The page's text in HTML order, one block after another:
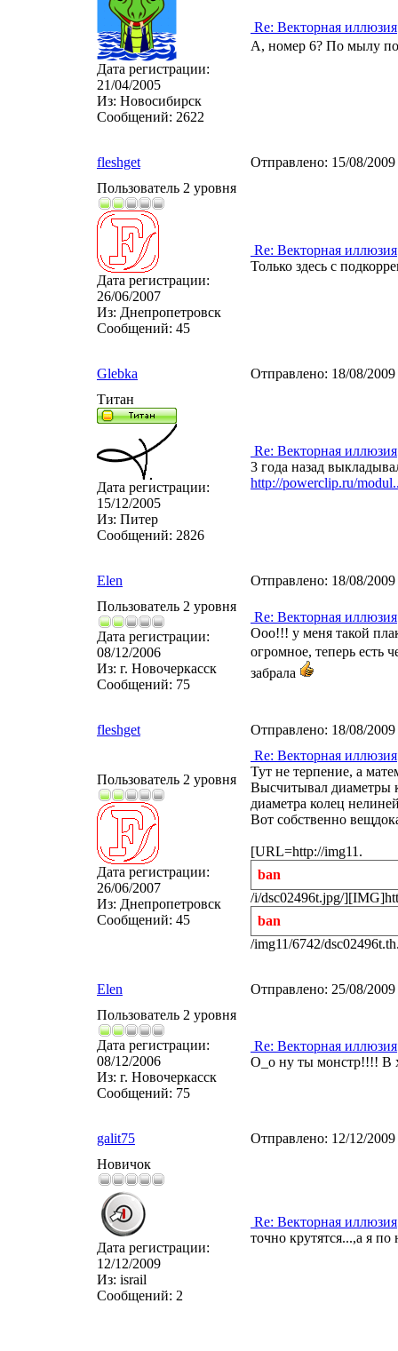
Дата регистрации:
21/04/2005
Из: Новосибирск
Сообщений: 2622
Re: Векторная иллюзия
А, номер 6? По мылу
fleshget Отправлено: 15/08/
Пользователь 2 уровня
Дата регистрации:
26/06/2007
Из: Днепропетровск
Сообщений: 45
Re: Векторная иллюзия
Только здесь с
Glebka Отправлено: 18/08/
Титан
Дата регистрации:
15/12/2005
Из: Питер
Сообщений: 2826
Re: Векторная иллюзия
3 года назад
http://powerclip.ru/
Elen Отправлено: 18/08/
Пользователь 2 уровня
Дата регистрации:
08/12/2006
Из: г. Новочеркасск
Сообщений: 75
Re: Векторная иллюзия
Ооо!!! у меня такой
огромное, теперь есть
забрала
fleshget Отправлено: 18/08/
Пользователь 2 уровня
Дата регистрации:
26/06/2007
Из: Днепропетровск
Сообщений: 45
Re: Векторная иллюзия
Тут не терпение, а
Высчитывал диаметры
диаметра колец
Вот собственно
[URL=http://img11.
ban
/i/dsc02496t.jpg/
ban
/img11/6742/
Elen Отправлено: 25/08/
Пользователь 2 уровня
Дата регистрации:
08/12/2006
Из: г. Новочеркасск
Сообщений: 75
Re: Векторная иллюзия
О_о ну ты монстр!!!! В
galit75 Отправлено: 12/12/
Новичок
Дата регистрации:
12/12/2009
Из: israil
Сообщений: 2
Re: Векторная иллюзия
точно крутятся...,а я